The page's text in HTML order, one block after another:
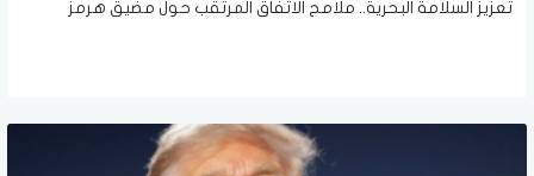
تعزيز السلامة البحرية.. ملامح الاتفاق المرتقب حول مضيق هرمز